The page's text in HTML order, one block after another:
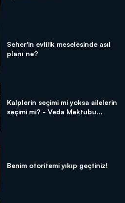
Seher'in evlilik meselesinde asıl
planı ne?
Kalplerin seçimi mi yoksa ailelerin
seçimi mi? - Veda Mektubu
Benim otoritemi yıkıp geçtiniz!